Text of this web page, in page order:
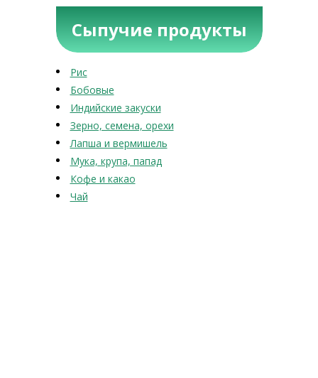
Сыпучие продукты
Рис
Бобовые
Индийские закуски
Зерно, семена, орехи
Лапша и вермишель
Мука, крупа, папад
Кофе и какао
Чай